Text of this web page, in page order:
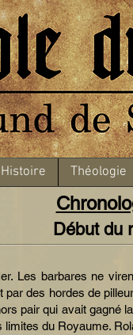
Histoire Théologie
Début du
Les barbares ne
des hordes de
pair qui avait gagné
du Royaume.